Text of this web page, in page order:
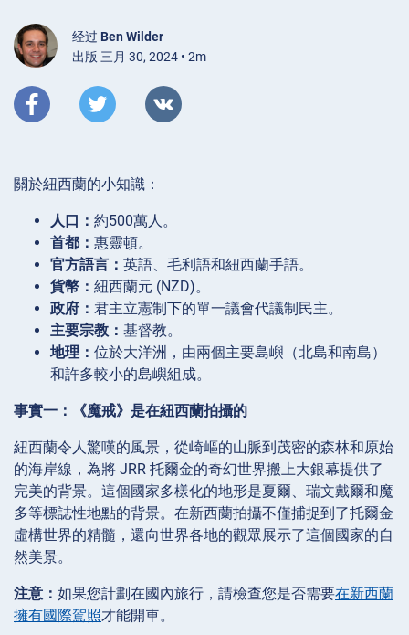
经过 Ben Wilder
出版 三月 30, 2024 • 2m
關於紐西蘭的小知識：
人口： 約500萬人。
首都： 惠靈頓。
官方語言： 英語、毛利語和紐西蘭手語。
貨幣： 紐西蘭元 (NZD)。
政府： 君主立憲制下的單一議會代議制民主。
主要宗教： 基督教。
地理： 位於大洋洲，由兩個主要島嶼（北島和南島）
和許多較小的島嶼組成。
事實一：《魔戒》是在紐西蘭拍攝的
紐西蘭令人驚嘆的風景，從崎嶇的山脈到茂密的森林和原始
的海岸線，為將 JRR 托爾金的奇幻世界搬上大銀幕提供了
完美的背景。這個國家多樣化的地形是夏爾、瑞文戴爾和魔
多等標誌性地點的背景。在新西蘭拍攝不僅捕捉到了托爾金
虛構世界的精髓，還向世界各地的觀眾展示了這個國家的自
然美景。
注意： 如果您計劃在國內旅行，請檢查您是否需要在新西蘭
擁有國際駕照才能開車。